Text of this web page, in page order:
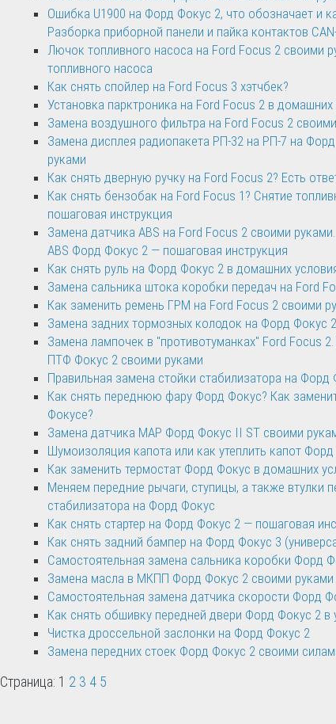
Ошибка U1900 на Форд Фокус 2, что обозначает и
Разборка приборной панели и пайка контактов
Лючок топливного насоса на Ford Focus 2 своими
топливного насоса
Как снять спойлер на Ford Focus 3 хэтчбек?
Установка парктроника на Ford Focus 2 в домашних
Замена воздушного фильтра на Ford Focus 2
Замена дисплея радиопакета РП-32 на РП-7 на
руками
Как снять дверную ручку на Ford Focus 2? Есть
Как снять бензобак на Ford Focus 1? Снятие
пошаговая инструкция
Замена датчика ABS на Ford Focus 2 своими
ABS Форд Фокус 2 — пошаговая инструкция
Как снять руль на Форд Фокус 2 в домашних
Замена сальника штока коробки передач на Ford
Как заменить ремень ГРМ на Ford Focus 2 своими
Замена задних тормозных колодок на Форд Фокус
Замена лампочек в "противотуманках" Ford Focus
ПТФ Фокус 2 своими руками
Правильная замена стойки стабилизатора на
Как снять переднюю фару Форд Фокус? Как
Фокусе?
Замена датчика MAP Форд Фокус II ST своими
Шумоизоляция капота или как утеплить капот
Как заменить термостат Форд Фокус в домашних
Меняем передние рычаги, ступицы, а также втулки
стабилизатора на Форд Фокус
Как снять стартер на Форд Фокус 2 — пошаговая
Как снять задний бампер на Форд Фокус 3
Самостоятельная замена сальника коробки Форд
Замена масла в МКПП Форд Фокус 2 своими руками
Самостоятельная замена датчика скорости Форд
Как снять обшивку передней двери Форд Фокус 2 в
Чистка дроссельной заслонки на Форд Фокус 2
Замена передних стоек Форд Фокус 2 своими
Страница: 1 2 3 4 5